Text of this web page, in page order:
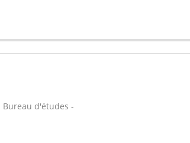
d'études -